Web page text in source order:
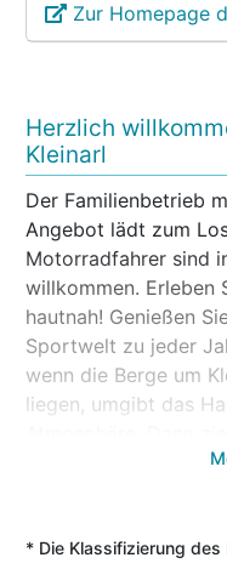
Zur Homepage
Herzlich
Kleinarl
Der Familienbetrieb
Angebot lädt zum
Motorradfahrer sind
willkommen. Erleben
hautnah! Genießen
Sportwelt zu jeder
wenn die Berge um
liegen, umgibt das
gemütlichen Zimmer
gehobenen 3-
Relaxen und
* Die Klassifizierung